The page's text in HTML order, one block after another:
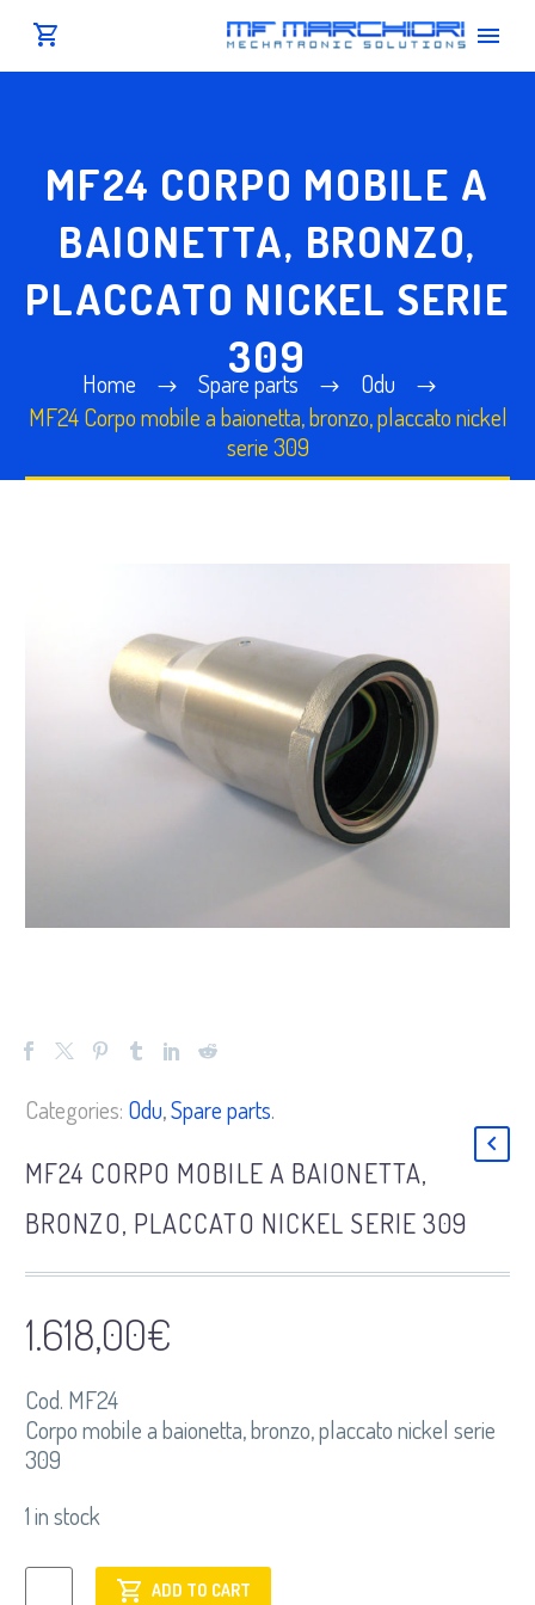
MF24 CORPO MOBILE A
BAIONETTA, BRONZO,
PLACCATO NICKEL SERIE
309
Home Spare parts
Odu
MF24 Corpo mobile a baionetta, bronzo, placcato nickel
serie 309
Categories: Odu,Spare parts.
MF24 CORPO MOBILE A BAIONETTA,
BRONZO, PLACCATO NICKEL SERIE 309
1.618,00€
Cod. MF24
Corpo mobile a baionetta, bronzo, placcato nickel serie
309
1 in stock
MF24
ADD TO CART